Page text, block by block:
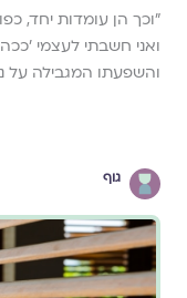
"וכך הן עומדות יחד,
ואני חשבתי לעצמי
והשפעתו המגבילה על
גוף